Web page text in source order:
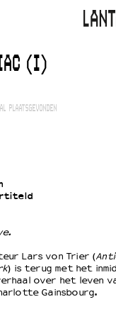
MUZIEK
Onderwijs
MBO
(I)
PLAATSGEVONDEN
Lars von Trier (
) is terug met het
over het leven
Gainsbourg.